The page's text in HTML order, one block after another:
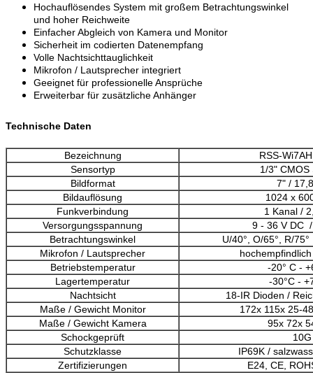
Hochauflösendes System mit großem Betrachtungswinkel
und hoher Reichweite
Einfacher Abgleich von Kamera und Monitor
Sicherheit im codierten Datenempfang
Volle Nachtsichttauglichkeit
Mikrofon / Lautsprecher integriert
Geeignet für professionelle Ansprüche
Erweiterbar für zusätzliche Anhänger
Technische Daten
Bezeichnung
RSS-
Sensortyp
1/3" CMOS
Bildformat
7" /
Bildauflösung
1024 x
Funkverbindung
1 Kanal /
Versorgungsspannung
9 - 36 V DC
Betrachtungswinkel
U/40°, O/65°, R/
Mikrofon / Lautsprecher
Betriebstemperatur
-20° C -
Lagertemperatur
-30°C -
Nachtsicht
18-IR Dioden /
Maße / Gewicht Monitor
172x 115x 25-
Maße / Gewicht Kamera
95x 72x
Schockgeprüft
10G
Schutzklasse
IP69K /
Zertifizierungen
E24, CE,